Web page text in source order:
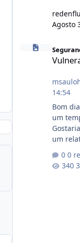
redenflu
Agosto
Vulnerabilidade no
14:54
Bom
um
um
ao
0